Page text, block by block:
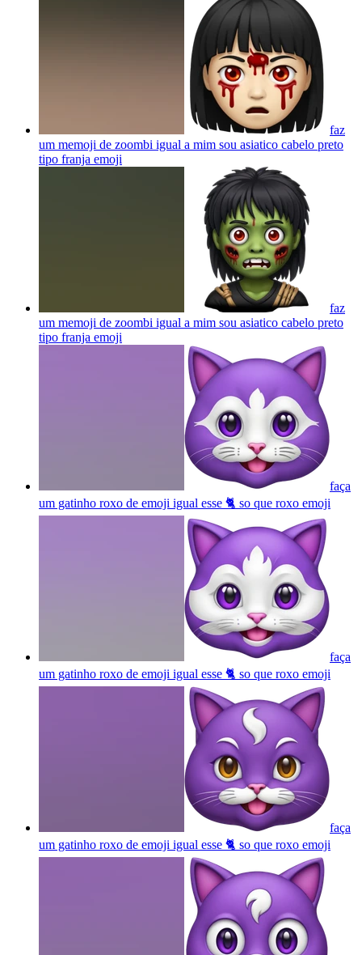
faz
um memoji de zoombi igual a mim sou asiatico cabelo preto
tipo franja emoji
faz
um memoji de zoombi igual a mim sou asiatico cabelo preto
tipo franja emoji
faça
um gatinho roxo de emoji igual esse 🐈 so que roxo emoji
faça
um gatinho roxo de emoji igual esse 🐈 so que roxo emoji
faça
um gatinho roxo de emoji igual esse 🐈 so que roxo emoji